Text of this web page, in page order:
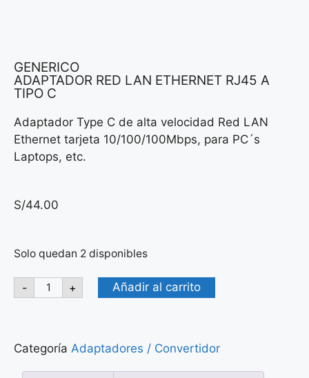
GENERICO
ADAPTADOR RED LAN ETHERNET RJ45 A
TIPO C
Adaptador Type C de alta velocidad Red LAN
Ethernet tarjeta 10/100/100Mbps, para PC´s
Laptops, etc.
S/44.00
Solo quedan 2 disponibles
- + Añadir al carrito
Categoría Adaptadores / Convertidor